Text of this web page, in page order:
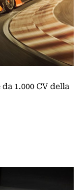
1.000 CV della